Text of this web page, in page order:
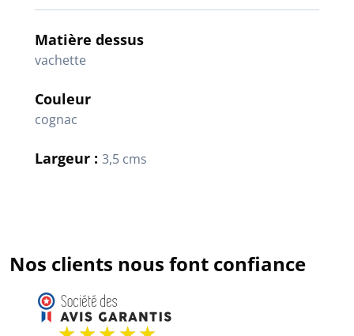
Matière dessus
vachette
Couleur
cognac
Largeur : 3,5 cms
Nos clients nous font confiance